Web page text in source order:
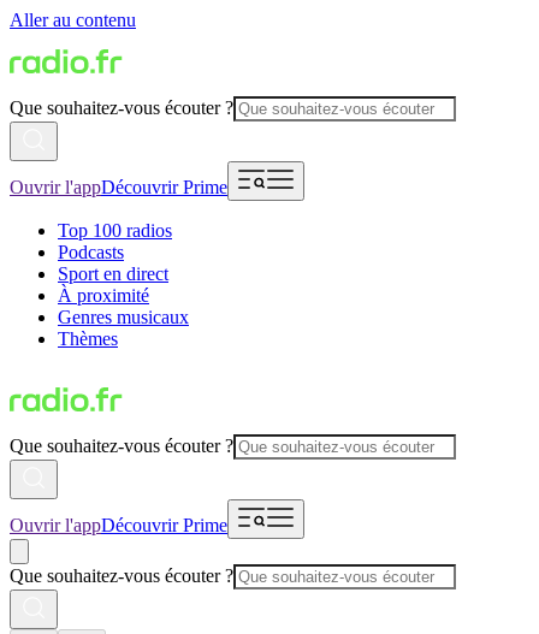
Aller au contenu
Que souhaitez-vous écouter ?
Ouvrir l'appDécouvrir Prime
Top 100 radios
Podcasts
Sport en direct
À proximité
Genres musicaux
Thèmes
Que souhaitez-vous écouter ?
Ouvrir l'appDécouvrir Prime
Que souhaitez-vous écouter ?